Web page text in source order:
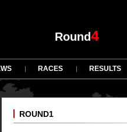
Round4
RACES RESULTS
ROUND1